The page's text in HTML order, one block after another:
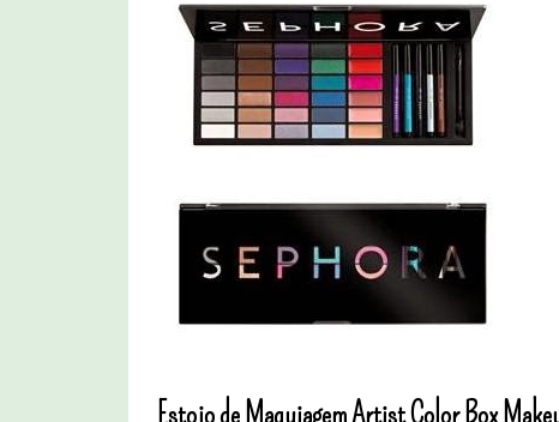
Estojo de Maquiagem Artist Color Box